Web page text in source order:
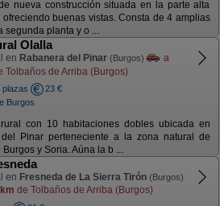
nueva construcción situada en la parte alta
buenas vistas. Consta de 4 amplias
segunda planta y o ...
Olalla
en Rabanera del Pinar (Burgos)
a
Tolbaños de Arriba (Burgos)
plazas
23 €
Burgos
con 10 habitaciones dobles ubicada en
del Pinar perteneciente a la zona natural de
Burgos y Soria. Aúna la b ...
en Fresneda de La Sierra Tirón (Burgos)
de Tolbaños de Arriba (Burgos)